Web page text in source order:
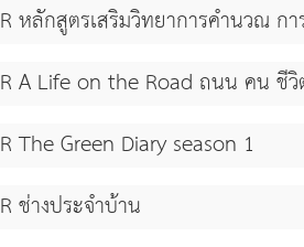
R หลักสูตรเสริมวิทยาการคำนวณ ก
R A Life on the Road ถนน คน ชี
R The Green Diary season 1
R ช่างประจำบ้าน